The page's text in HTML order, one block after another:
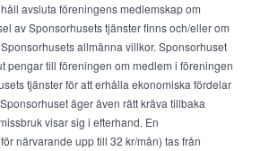
avsluta föreningens medlemskap om
av Sponsorhusets tjänster finns och/eller om
allmänna villkor. Sponsorhuset
pengar till föreningen om medlem i föreningen
tjänster för att erhålla ekonomiska fördelar
äger även rätt kräva tillbaka
visar sig i efterhand. En
närvarande upp till 32 kr/mån) tas från